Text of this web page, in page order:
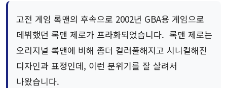
고전 게임 록맨의 후속으로 2002년 GBA용 게임으로
데뷔했던 록맨 제로가 프라화되었습니다. 록맨 제로는
오리지널 록맨에 비해 좀더 컬러풀해지고 시니컬해진
디자인과 표정인데, 이런 분위기를 잘 살려서
나왔습니다.